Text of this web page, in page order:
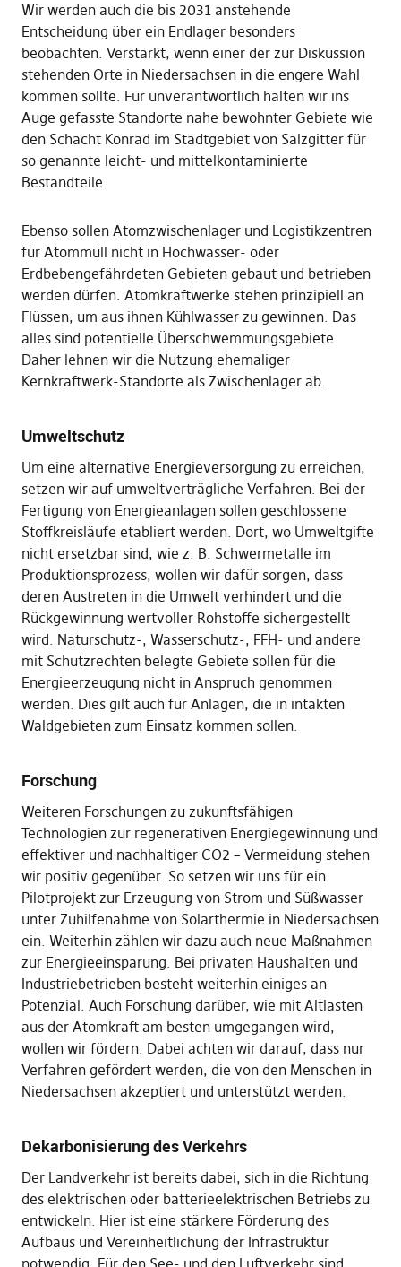
Wir werden auch die bis 2031 anstehende
Entscheidung über ein Endlager besonders
beobachten. Verstärkt, wenn einer der zur Diskussion
stehenden Orte in Niedersachsen in die engere Wahl
kommen sollte. Für unverantwortlich halten wir ins
Auge gefasste Standorte nahe bewohnter Gebiete wie
den Schacht Konrad im Stadtgebiet von Salzgitter für
so genannte leicht- und mittelkontaminierte
Bestandteile.
Ebenso sollen Atomzwischenlager und Logistikzentren
für Atommüll nicht in Hochwasser- oder
Erdbebengefährdeten Gebieten gebaut und betrieben
werden dürfen. Atomkraftwerke stehen prinzipiell an
Flüssen, um aus ihnen Kühlwasser zu gewinnen. Das
alles sind potentielle Überschwemmungsgebiete.
Daher lehnen wir die Nutzung ehemaliger
Kernkraftwerk-Standorte als Zwischenlager ab.
Umweltschutz
Um eine alternative Energieversorgung zu erreichen,
setzen wir auf umweltverträgliche Verfahren. Bei der
Fertigung von Energieanlagen sollen geschlossene
Stoffkreisläufe etabliert werden. Dort, wo Umweltgifte
nicht ersetzbar sind, wie z. B. Schwermetalle im
Produktionsprozess, wollen wir dafür sorgen, dass
deren Austreten in die Umwelt verhindert und die
Rückgewinnung wertvoller Rohstoffe sichergestellt
wird. Naturschutz-, Wasserschutz-, FFH- und andere
mit Schutzrechten belegte Gebiete sollen für die
Energieerzeugung nicht in Anspruch genommen
werden. Dies gilt auch für Anlagen, die in intakten
Waldgebieten zum Einsatz kommen sollen.
Forschung
Weiteren Forschungen zu zukunftsfähigen
Technologien zur regenerativen Energiegewinnung und
effektiver und nachhaltiger CO2 – Vermeidung stehen
wir positiv gegenüber. So setzen wir uns für ein
Pilotprojekt zur Erzeugung von Strom und Süßwasser
unter Zuhilfenahme von Solarthermie in Niedersachsen
ein. Weiterhin zählen wir dazu auch neue Maßnahmen
zur Energieeinsparung. Bei privaten Haushalten und
Industriebetrieben besteht weiterhin einiges an
Potenzial. Auch Forschung darüber, wie mit Altlasten
aus der Atomkraft am besten umgegangen wird,
wollen wir fördern. Dabei achten wir darauf, dass nur
Verfahren gefördert werden, die von den Menschen in
Niedersachsen akzeptiert und unterstützt werden.
Dekarbonisierung des Verkehrs
Der Landverkehr ist bereits dabei, sich in die Richtung
des elektrischen oder batterieelektrischen Betriebs zu
entwickeln. Hier ist eine stärkere Förderung des
Aufbaus und Vereinheitlichung der Infrastruktur
notwendig. Für den See- und den Luftverkehr sind